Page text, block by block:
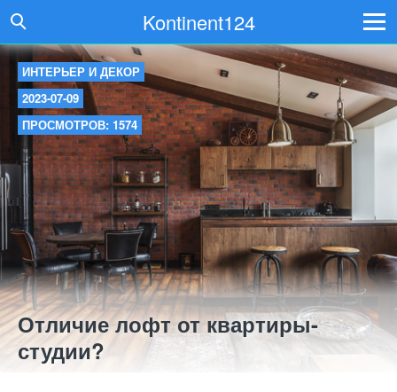
Kontinent124
ИНТЕРЬЕР И ДЕКОР
2023-07-09
ПРОСМОТРОВ: 1574
Отличие лофт от квартиры-
студии?